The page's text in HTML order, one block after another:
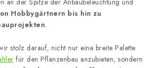
Hobbygärtnern bis hin zu
.
stolz darauf, nicht nur eine breite Palette
für den Pflanzenbau anzubieten, sondern